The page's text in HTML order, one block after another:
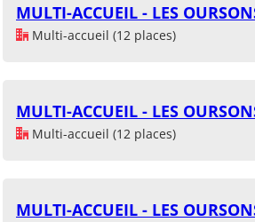
MULTI-ACCUEIL - LES
Multi-accueil (12 places)
MULTI-ACCUEIL - LES
Multi-accueil (12 places)
MULTI-ACCUEIL - LES